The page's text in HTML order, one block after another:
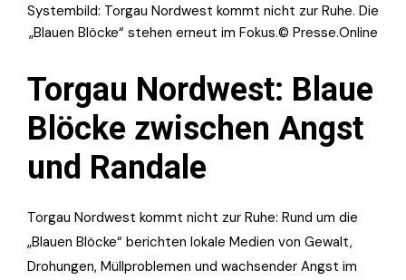
Systembild: Torgau Nordwest kommt nicht zur Ruhe. Die
„Blauen Blöcke“ stehen erneut im Fokus.© Presse.Online
Torgau Nordwest: Blaue
Blöcke zwischen Angst
und Randale
Torgau Nordwest kommt nicht zur Ruhe: Rund um die
„Blauen Blöcke“ berichten lokale Medien von Gewalt,
Drohungen, Müllproblemen und wachsender Angst im